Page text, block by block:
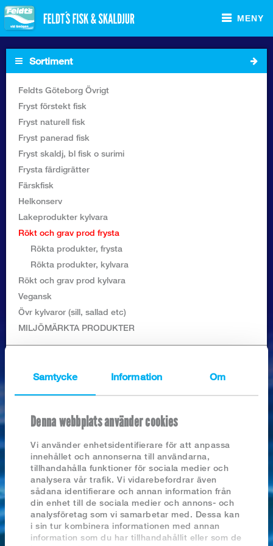
Samtycke Information Om
Denna webbplats använder cookies
Vi använder enhetsidentifierare för att anpassa
innehållet och annonserna till användarna,
tillhandahålla funktioner för sociala medier och
analysera vår trafik. Vi vidarebefordrar även
sådana identifierare och annan information från
din enhet till de sociala medier och annons- och
analysföretag som vi samarbetar med. Dessa kan
i sin tur kombinera informationen med annan
information som du har tillhandahållit eller som de
MENY
Sortiment Foodservice
Sortiment Butik
Recept
Sortiment
Feldts Göteborg Övrigt
Fryst förstekt fisk
Fryst naturell fisk
Fryst panerad fisk
Fryst skaldj, bl fisk o surimi
Frysta färdigrätter
Färskfisk
Helkonserv
Lakeprodukter kylvara
Rökt och grav prod frysta
Rökta produkter, frysta
Rökta produkter, kylvara
Rökt och grav prod kylvara
Vegansk
Övr kylvaror (sill, sallad etc)
MILJÖMÄRKTA PRODUKTER
2026
2025
2024
2023
2022
2021
2020
COLD SMOKED SALMON, SLICED